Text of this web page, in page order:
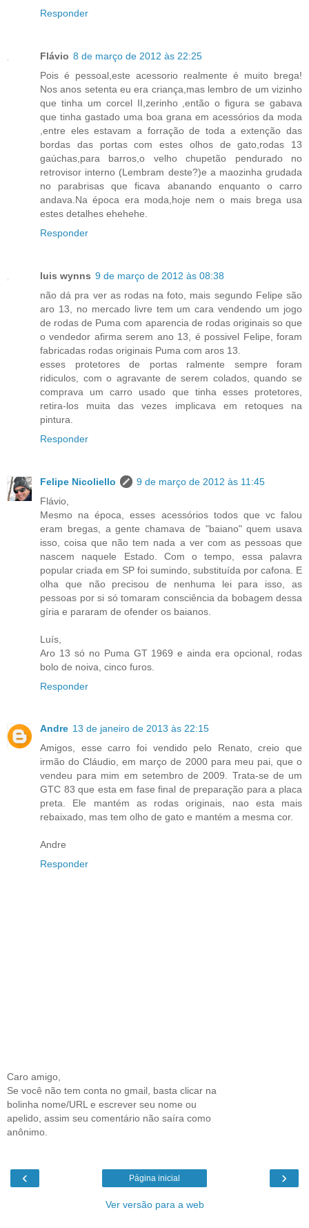
Responder
Flávio 8 de março de 2012 às 22:25
Pois é pessoal,este acessorio realmente é muito brega!
Nos anos setenta eu era criança,mas lembro de um vizinho
que tinha um corcel II,zerinho ,então o figura se gabava
que tinha gastado uma boa grana em acessórios da moda
,entre eles estavam a forração de toda a extenção das
bordas das portas com estes olhos de gato,rodas 13
gaúchas,para barros,o velho chupetão pendurado no
retrovisor interno (Lembram deste?)e a maozinha grudada
no parabrisas que ficava abanando enquanto o carro
andava.Na época era moda,hoje nem o mais brega usa
estes detalhes ehehehe.
Responder
luis wynns 9 de março de 2012 às 08:38
não dá pra ver as rodas na foto, mais segundo Felipe são
aro 13, no mercado livre tem um cara vendendo um jogo
de rodas de Puma com aparencia de rodas originais so que
o vendedor afirma serem ano 13, é possivel Felipe, foram
fabricadas rodas originais Puma com aros 13.
esses protetores de portas ralmente sempre foram
ridiculos, com o agravante de serem colados, quando se
comprava um carro usado que tinha esses protetores,
retira-los muita das vezes implicava em retoques na
pintura.
Responder
Felipe Nicoliello
9 de março de 2012 às 11:45
Flávio,
Mesmo na época, esses acessórios todos que vc falou
eram bregas, a gente chamava de "baiano" quem usava
isso, coisa que não tem nada a ver com as pessoas que
nascem naquele Estado. Com o tempo, essa palavra
popular criada em SP foi sumindo, substituída por cafona. E
olha que não precisou de nenhuma lei para isso, as
pessoas por si só tomaram consciência da bobagem dessa
gíria e pararam de ofender os baianos.
Luís,
Aro 13 só no Puma GT 1969 e ainda era opcional, rodas
bolo de noiva, cinco furos.
Responder
Andre 13 de janeiro de 2013 às 22:15
Amigos, esse carro foi vendido pelo Renato, creio que
irmão do Cláudio, em março de 2000 para meu pai, que o
vendeu para mim em setembro de 2009. Trata-se de um
GTC 83 que esta em fase final de preparação para a placa
preta. Ele mantém as rodas originais, nao esta mais
rebaixado, mas tem olho de gato e mantém a mesma cor.
Andre
Responder
Caro amigo,
Se você não tem conta no gmail, basta clicar na
bolinha nome/URL e escrever seu nome ou
apelido, assim seu comentário não saíra como
anônimo.
‹ ›
Página inicial
Ver versão para a web